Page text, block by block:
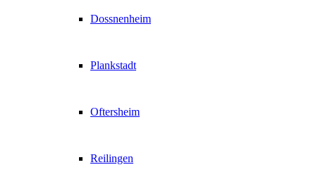
Dossnenheim
Plankstadt
Oftersheim
Reilingen